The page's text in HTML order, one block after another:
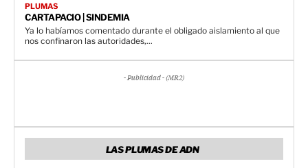
PLUMAS
CARTAPACIO | SINDEMIA
Ya lo habíamos comentado durante el obligado aislamiento al que
nos confinaron las autoridades,...
- Publicidad - (MR2)
LAS PLUMAS DE ADN